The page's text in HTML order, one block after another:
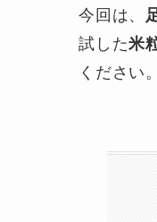
今回は、
試した米
ください。